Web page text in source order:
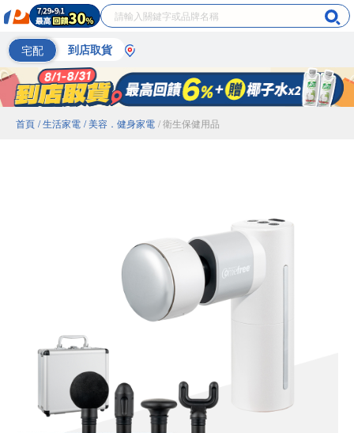
宅配 到店取貨
首頁 / 生活家電 / 美容．健身家電 / 衛生保健用品